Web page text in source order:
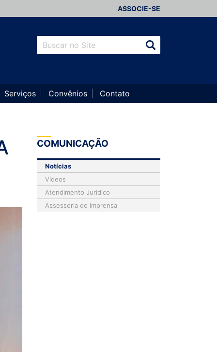
ASSOCIE-SE
Serviços Convênios Contato
COMUNICAÇÃO
Notícias
Vídeos
Atendimento Jurídico
Assessoria de Imprensa